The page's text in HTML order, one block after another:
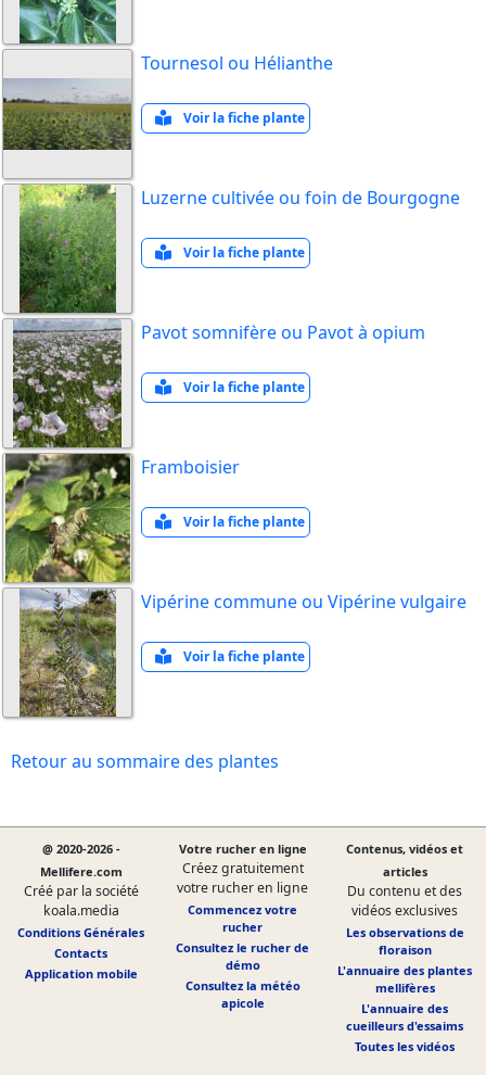
Tournesol ou Hélianthe
Voir la fiche plante
Luzerne cultivée ou foin de Bourgogne
Voir la fiche plante
Pavot somnifère ou Pavot à opium
Voir la fiche plante
Framboisier
Voir la fiche plante
Vipérine commune ou Vipérine vulgaire
Voir la fiche plante
Retour au sommaire des plantes
@ 2020-2026 -
Mellifere.com
Créé par la société
koala.media
Conditions Générales
Contacts
Application mobile
Votre rucher en ligne
Créez gratuitement
votre rucher en ligne
Commencez votre
rucher
Consultez le rucher de
démo
Consultez la météo
apicole
Contenus, vidéos et
articles
Du contenu et des
vidéos exclusives
Les observations de
floraison
L'annuaire des plantes
mellifères
L'annuaire des
cueilleurs d'essaims
Toutes les vidéos